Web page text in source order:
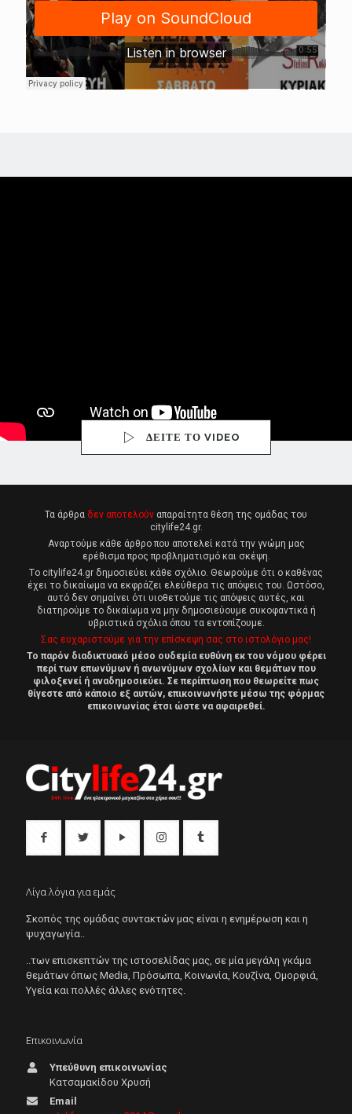
ΔΕΙΤΕ ΤΟ VIDEO
Τα άρθρα δεν αποτελούν απαραίτητα θέση της ομάδας του
citylife24.gr.
Αναρτούμε κάθε άρθρο που αποτελεί κατά την γνώμη μας
ερέθισμα προς προβληματισμό και σκέψη.
Tο citylife24.gr δημοσιεύει κάθε σχόλιο. Θεωρούμε ότι ο καθένας
έχει το δικαίωμα να εκφράζει ελεύθερα τις απόψεις του. Ωστόσο,
αυτό δεν σημαίνει ότι υιοθετούμε τις απόψεις αυτές, και
διατηρούμε το δικαίωμα να μην δημοσιεύουμε συκοφαντικά ή
υβριστικά σχόλια όπου τα εντοπίζουμε.
Σας ευχαριστούμε για την επίσκεψη σας στο ιστολόγιο μας!
Το παρόν διαδικτυακό μέσο ουδεμία ευθύνη εκ του νόμου φέρει
περί των επωνύμων ή ανωνύμων σχολίων και θεμάτων που
φιλοξενεί ή αναδημοσιεύει. Σε περίπτωση που θεωρείτε πως
θίγεστε από κάποιο εξ αυτών, επικοινωνήστε μέσω της φόρμας
επικοινωνίας έτσι ώστε να αφαιρεθεί.
Λίγα λόγια για εμάς
Σκοπός της ομάδας συντακτών μας είναι η ενημέρωση και η
ψυχαγωγία..
..των επισκεπτών της ιστοσελίδας μας, σε μία μεγάλη γκάμα
θεμάτων όπως Μedia, Πρόσωπα, Κοινωνία, Κουζίνα, Ομορφιά,
Υγεία και πολλές άλλες ενότητες.
Επικοινωνία
Υπεύθυνη επικοινωνίας
Κατσαμακίδου Χρυσή
Email